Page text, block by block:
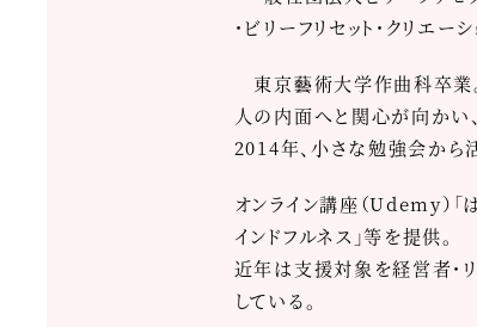
・ビリーフリセット・クリエ
東京藝術大学作曲科卒業
人の内面へと関心が向かい、
2014年、小さな勉強会から
オンライン講座（Udemy）
インドフルネス」等を提供。
近年は支援対象を経営者・
している。